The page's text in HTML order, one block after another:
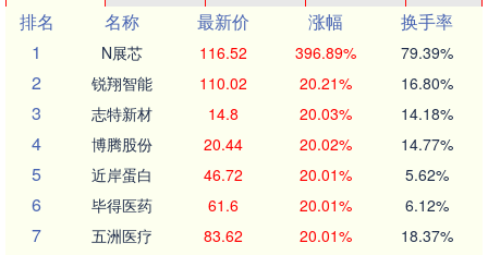
排名
名称 最新价 涨幅
换手率
1
N展芯 116.52 396.89% 79.39%
2 锐翔智能 110.02 20.21% 16.80%
3 志特新材 14.8 20.03% 14.18%
4 博腾股份 20.44 20.02% 14.77%
5 近岸蛋白 46.72 20.01% 5.62%
6 毕得医药 61.6 20.01% 6.12%
7 五洲医疗 83.62 20.01% 18.37%